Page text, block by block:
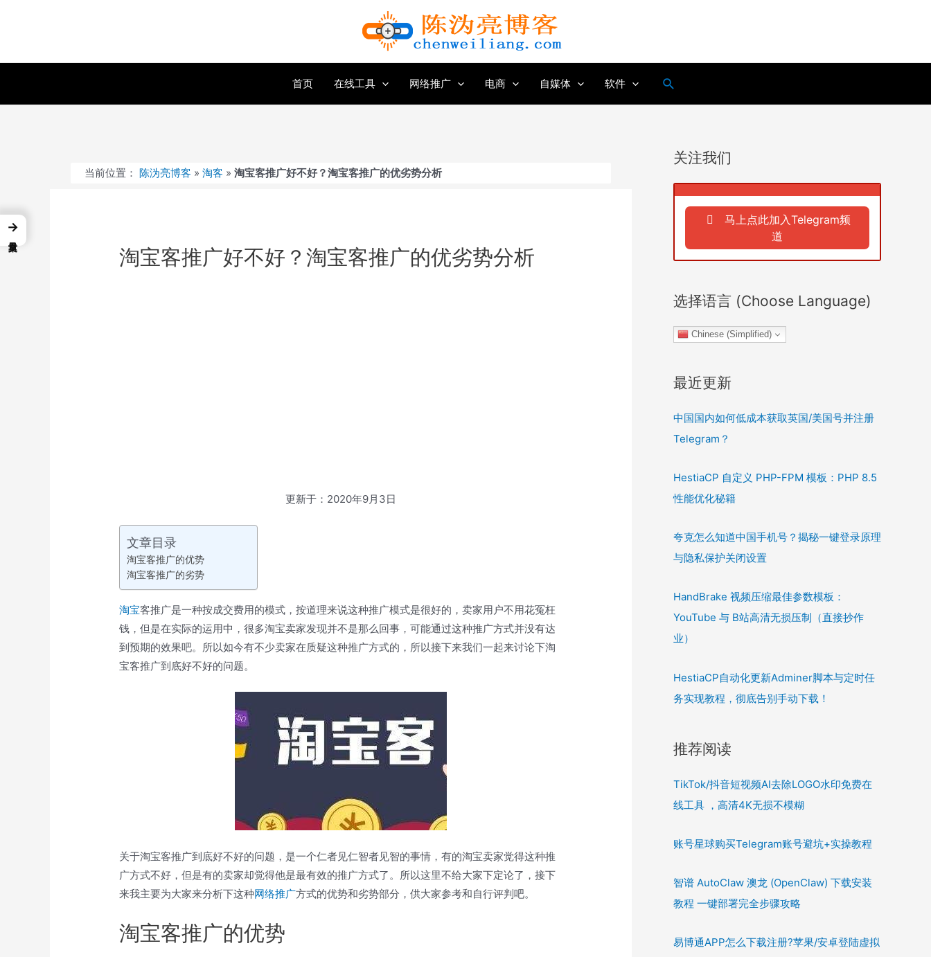
容
首页
在线工具 网络推广 电商 自媒体 软件
搜
当前位置： 陈沩亮博客 » 淘客 » 淘宝客推广好不好？淘宝客推广的优劣势分析
淘宝客推广好不好？淘宝客推广的优劣势分析
更新于：2020年9月3日
文章目录
淘宝客推广的优势
淘宝客推广的劣势
淘宝客推广是一种按成交费用的模式，按道理来说这种推广模式是很好的，卖家用户不用花冤枉
钱，但是在实际的运用中，很多淘宝卖家发现并不是那么回事，可能通过这种推广方式并没有达
到预期的效果吧。所以如今有不少卖家在质疑这种推广方式的，所以接下来我们一起来讨论下淘
宝客推广到底好不好的问题。
关于淘宝客推广到底好不好的问题，是一个仁者见仁智者见智的事情，有的淘宝卖家觉得这种推
广方式不好，但是有的卖家却觉得他是最有效的推广方式了。所以这里不给大家下定论了，接下
来我主要为大家来分析下这种网络推广方式的优势和劣势部分，供大家参考和自行评判吧。
淘宝客推广的优势
关注我们
马上点此加入Telegram频
道
选择语言 (Choose Language)
Chinese (Simplified)
最近更新
中国国内如何低成本获取英国/美国号并注册
Telegram？
HestiaCP 自定义 PHP-FPM 模板：PHP 8.5
性能优化秘籍
夸克怎么知道中国手机号？揭秘一键登录原理
与隐私保护关闭设置
HandBrake 视频压缩最佳参数模板：
YouTube 与 B站高清无损压制（直接抄作
业）
HestiaCP自动化更新Adminer脚本与定时任
务实现教程，彻底告别手动下载！
推荐阅读
TikTok/抖音短视频AI去除LOGO水印免费在
线工具 ，高清4K无损不模糊
账号星球购买Telegram账号避坑+实操教程
智谱 AutoClaw 澳龙 (OpenClaw) 下载安装
教程 一键部署完全步骤攻略
易博通APP怎么下载注册?苹果/安卓登陆虚拟
→